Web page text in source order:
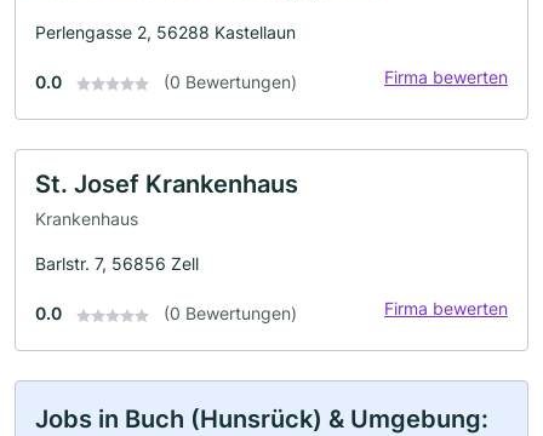
Perlengasse 2, 56288 Kastellaun
0.0 (0 Bewertungen) Firma bewerten
St. Josef Krankenhaus
Krankenhaus
Barlstr. 7, 56856 Zell
0.0 (0 Bewertungen) Firma bewerten
Jobs in Buch (Hunsrück) & Umgebung: